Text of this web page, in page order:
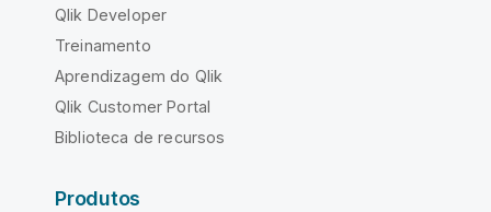
Qlik Developer
Treinamento
Aprendizagem do Qlik
Qlik Customer Portal
Biblioteca de recursos
Produtos